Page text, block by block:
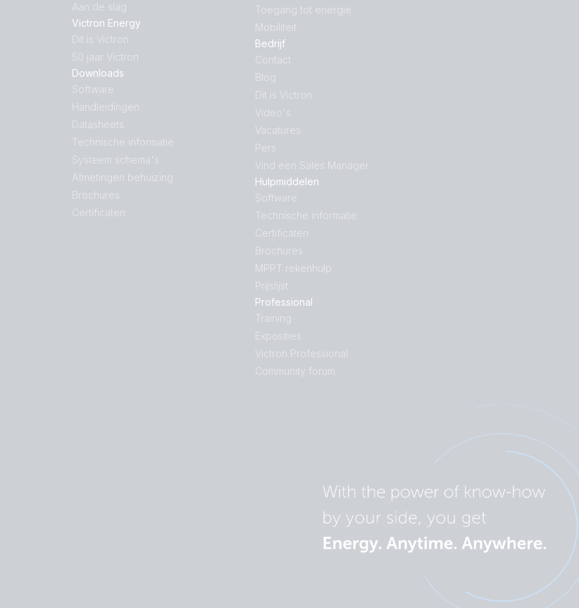
Aan de slag
Victron Energy
Dit is Victron
50 jaar Victron
Downloads
Software
Handleidingen
Datasheets
Technische informatie
Systeem schema's
Afmetingen behuizing
Brochures
Certificaten
Toegang tot energie
Mobiliteit
Bedrijf
Contact
Blog
Dit is Victron
Video's
Vacatures
Pers
Vind een Sales Manager
Hulpmiddelen
Software
Technische informatie
Certificaten
Brochures
MPPT rekenhulp
Prijslijst
Professional
Training
Exposities
Victron Professional
Community forum